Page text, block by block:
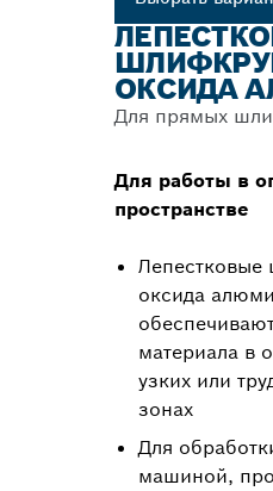
ОКСИДА
Для прямых
Для работы в
пространстве
Лепестковые
оксида
материала в
узких или
зонах
Для
машиной,